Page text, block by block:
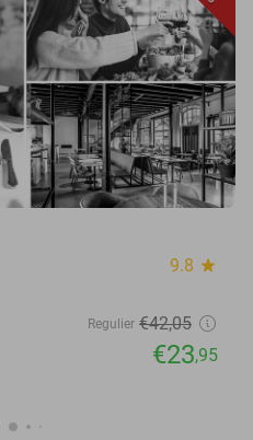
9.8 star
Regulier €42,05
€23,95